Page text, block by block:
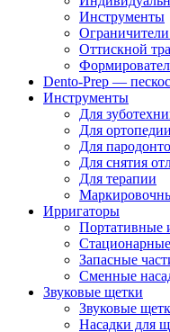
Инструменты
Ограничители
Оттискной
Dento-Prep —
Инструменты
Для
Для ортопедии
Для
Для снятия
Для терапии
Ирригаторы
Портативные
Запасные
Сменные
Звуковые щетки
Звуковые
Насадки для